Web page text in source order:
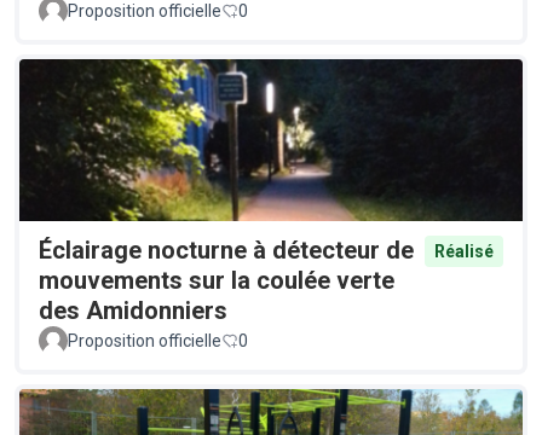
Proposition officielle
0
Éclairage nocturne à détecteur de
mouvements sur la coulée verte
des Amidonniers
Réalisé
Proposition officielle 0